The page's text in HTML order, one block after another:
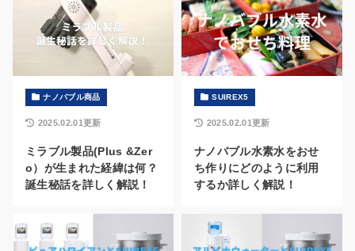
ナノバブル商品
ミラブル製品(Plus &Zer
o）が生まれた経緯は何？
誕生秘話を詳しく解説！
2025.02.01更新
SUIREX5
ナノバブル水素水をおせ
ち作りにどのように利用
するか詳しく解説！
2025.02.01更新